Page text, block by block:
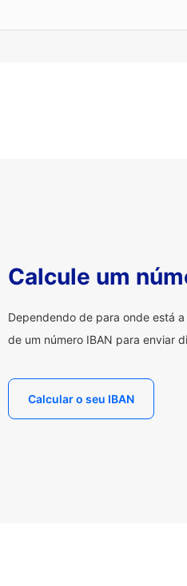
Calcule um
Dependendo de para onde está
de um número IBAN para enviar
Calcular o seu IBAN